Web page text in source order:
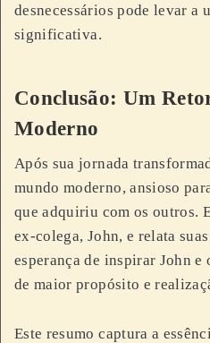
desnecessários pode levar a
significativa.
Conclusão: Um
Moderno
Após sua jornada
mundo moderno, ansioso
que adquiriu com os outros.
ex-colega, John, e relata
esperança de inspirar John e
de maior propósito e
Este resumo captura a